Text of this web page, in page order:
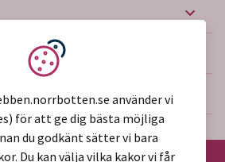
Vi använder kakor
använder vi
för att ge dig bästa möjliga
du godkänt sätter vi bara
Du kan välja vilka kakor vi får